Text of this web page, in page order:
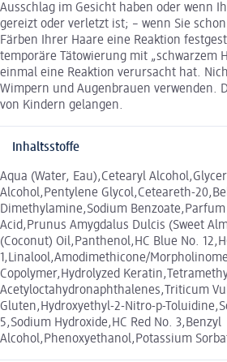
Ausschlag im Gesicht haben oder wenn
gereizt oder verletzt ist; – wenn Sie
Färben Ihrer Haare eine Reaktion
temporäre Tätowierung mit „schwarzem
einmal eine Reaktion verursacht hat.
Wimpern und Augenbrauen verwenden.
von Kindern gelangen.
Inhaltsstoffe
Aqua (Water, Eau),Cetearyl
Alcohol,Pentylene Glycol,Ceteareth-
Dimethylamine,Sodium
Acid,Prunus Amygdalus Dulcis (Sweet
(Coconut) Oil,Panthenol,HC Blue No.
1,Linalool,Amodimethicone/
Copolymer,Hydrolyzed
Acetyloctahydronaphthalenes,Triticum
Gluten,Hydroxyethyl-2-Nitro-p-
5,Sodium Hydroxide,HC Red No. 3,Benzyl
Alcohol,Phenoxyethanol,Potassium